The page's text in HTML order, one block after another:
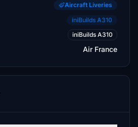
Aircraft Liveries
iniBuilds A310
iniBuilds A310
Air France